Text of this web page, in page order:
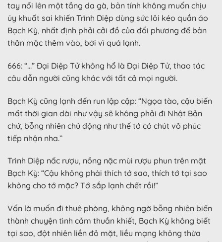
tay nổi lên một tầng da gà, bản tính không muốn chịu
ủy khuất sai khiến Trình Diệp dùng sức lôi kéo quần áo
Bạch Kỳ, nhất định phải cởi đồ của đối phương để bản
thân mặc thêm vào, bởi vì quá lạnh.
666: “…” Đại Diệp Tử không hổ là Đại Diệp Tử, thao tác
câu dẫn người cũng khác với tất cả mọi người.
Bạch Kỳ cũng lạnh đến run lập cập: “Ngọa tào, cậu biến
mất thời gian dài như vậy sẽ không phải đi Nhật Bản
chứ, bỗng nhiên chủ động như thế tớ có chút vô phúc
tiếp nhận nha.”
Trình Diệp nấc rượu, nồng nặc mùi rượu phun trên mặt
Bạch Kỳ: “Cậu không phải thích tớ sao, thích tớ tại sao
không cho tớ mặc? Tớ sắp lạnh chết rồi!”
Vốn là muốn đi thuê phòng, không ngờ bỗng nhiên biến
thành chuyện tình cảm thuần khiết, Bạch Kỳ không biết
tại sao, đột nhiên liền đỏ mặt, liều mạng không thừa